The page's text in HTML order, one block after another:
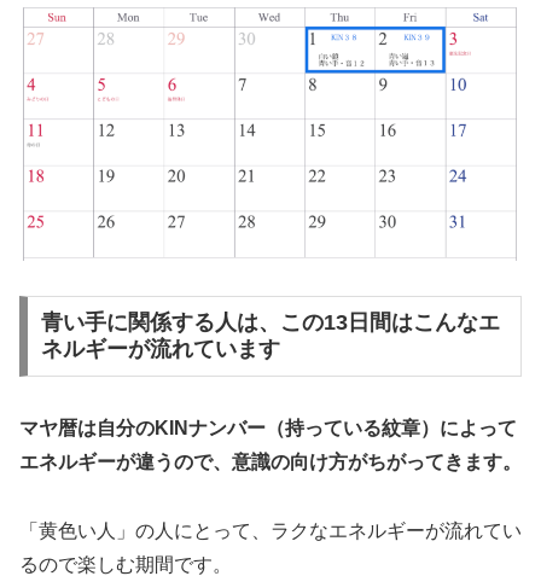
青い手に関係する人は、この13日間はこんなエ
ネルギーが流れています
マヤ暦は自分のKINナンバー（持っている紋章）によって
エネルギーが違うので、意識の向け方がちがってきます。
「黄色い人」の人にとって、ラクなエネルギーが流れてい
るので楽しむ期間です。